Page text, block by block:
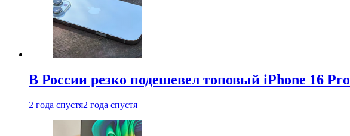
В России резко подешевел топовый iPhone 16 Pro
2 года спустя2 года спустя